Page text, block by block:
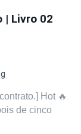
| Livro 02
Hot 🔥
de cinco